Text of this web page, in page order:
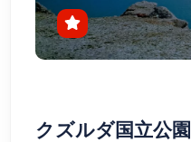
クズルダ国立公園